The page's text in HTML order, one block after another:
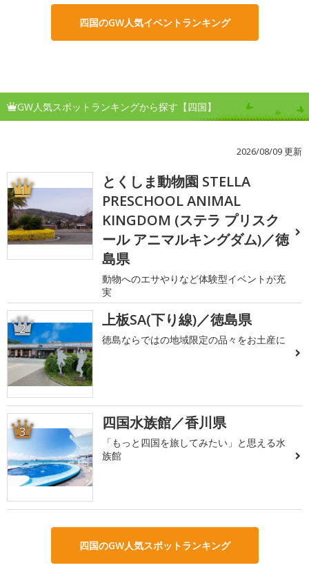
四国のGW人気イベントランキング
GW人気スポットランキングから探す【四国】
2026/08/09 更新
1
とくしま動物園 STELLA
PRESCHOOL ANIMAL
KINGDOM (ステラ プリスク
ール アニマルキングダム)／徳
島県
動物へのエサやりなど体験型イベントが充
実
2 上板SA(下り線)／徳島県
徳島ならではの地域限定の品々をお土産に
3 四国水族館／香川県
「もっと四国を旅してみたい」と思える水
族館
四国のGW人気スポットランキング